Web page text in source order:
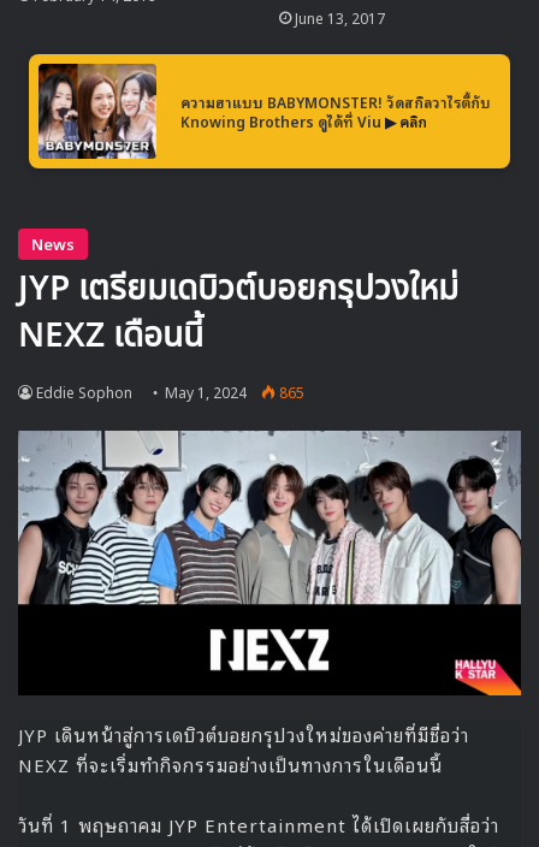
🎙GYUBIN ปลื้มเมืองไทยขนาดไหน? ถึงกลับมาถ่าย
MV เพลงใหม่ LIKE U 100 ที่กรุงเทพ
Summer Sonic
June 13, 2017
ความฮาแบบ BABYMONSTER! วัดสกิลวาไรตี้กับ
Knowing Brothers ดูได้ที่ Viu ▶ คลิก